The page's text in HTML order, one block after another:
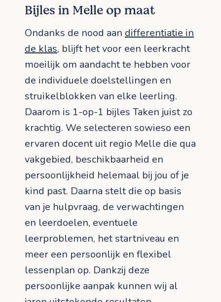
Bijles in Melle op maat
Ondanks de nood aan differentiatie in
de klas, blijft het voor een leerkracht
moeilijk om aandacht te hebben voor
de individuele doelstellingen en
struikelblokken van elke leerling.
Daarom is 1-op-1 bijles Taken juist zo
krachtig. We selecteren sowieso een
ervaren docent uit regio Melle die qua
vakgebied, beschikbaarheid en
persoonlijkheid helemaal bij jou of je
kind past. Daarna stelt die op basis
van je hulpvraag, de verwachtingen
en leerdoelen, eventuele
leerproblemen, het startniveau en
meer een persoonlijk en flexibel
lessenplan op. Dankzij deze
persoonlijke aanpak kunnen wij al